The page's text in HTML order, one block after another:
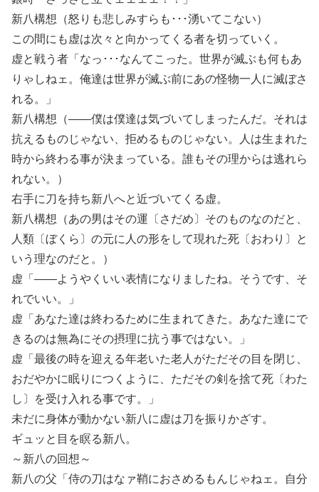
新八構想（怒りも悲しみすらも･･･湧いてこない）
この間にも虚は次々と向かってくる者を切っていく。
虚と戦う者「なっ･･･なんてこった。世界が滅ぶも何もあ
りゃしねェ。俺達は世界が滅ぶ前にあの怪物一人に滅ぼさ
れる。」
新八構想（――僕は僕達は気づいてしまったんだ。それは
抗えるものじゃない、拒めるものじゃない。人は生まれた
時から終わる事が決まっている。誰もその理からは逃れら
れない。）
右手に刀を持ち新八へと近づいてくる虚。
新八構想（あの男はその運〔さだめ〕そのものなのだと、
人類〔ぼくら〕の元に人の形をして現れた死〔おわり〕と
いう理なのだと。）
虚「――ようやくいい表情になりましたね。そうです、そ
れでいい。」
虚「あなた達は終わるために生まれてきた。あなた達にで
きるのは無為にその摂理に抗う事ではない。」
虚「最後の時を迎える年老いた老人がただその目を閉じ、
おだやかに眠りにつくように、ただその剣を捨て死〔わた
し〕を受け入れる事です。」
未だに身体が動かない新八に虚は刀を振りかざす。
ギュッと目を瞑る新八。
～新八の回想～
新八の父「侍の刀はなァ鞘におさめるもんじゃねェ。自分